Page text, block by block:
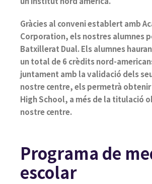
Gràcies al conveni establert amb
Corporation, els nostres alumnes
Batxillerat Dual. Els alumnes
un total de 6 crèdits nord-
juntament amb la validació dels
nostre centre, els permetrà
High School, a més de la titulació
nostre centre.
Programa de
escolar